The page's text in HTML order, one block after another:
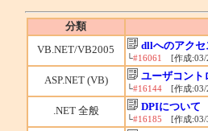
分類
VB.NET/VB2005 dllへのアクセ
└#16061 [作成:03/
ASP.NET (VB) ユーザコント
└#16144[作成:03/
.NET 全般 DPIについて
└#16185 [作成:03/